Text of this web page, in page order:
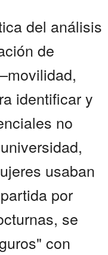
del análisis
de
identificar y
no
usaban
por
se
con